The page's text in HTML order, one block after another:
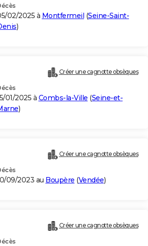
02/2025 à Montfermeil (Seine-Saint-
)
Créer une cagnotte obsèques
01/2025 à Combs-la-Ville (Seine-et-
)
Créer une cagnotte obsèques
09/2023 au Boupère (Vendée)
Créer une cagnotte obsèques